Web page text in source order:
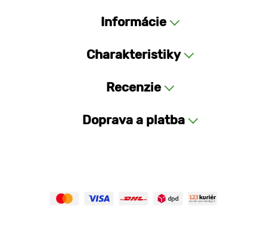
Informácie
Charakteristiky
Recenzie
Doprava a platba